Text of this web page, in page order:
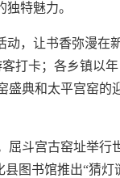
特魅力。
动，让书香弥漫在
打卡；各乡镇以年
盛典和太平宫窑的
屈斗宫古窑址举行
图书馆推出“猜灯